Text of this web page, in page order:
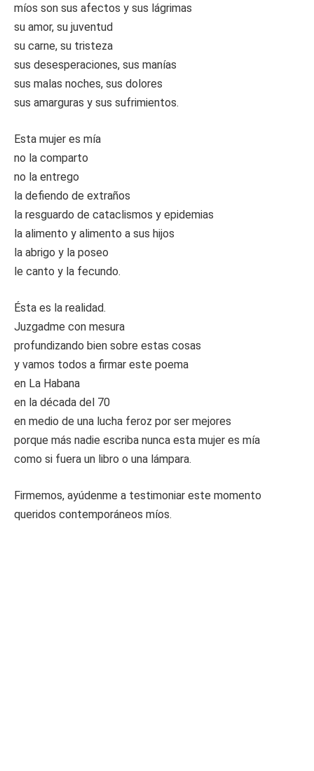
míos son sus afectos y sus lágrimas
su amor, su juventud
su carne, su tristeza
sus desesperaciones, sus manías
sus malas noches, sus dolores
sus amarguras y sus sufrimientos.
Esta mujer es mía
no la comparto
no la entrego
la defiendo de extraños
la resguardo de cataclismos y epidemias
la alimento y alimento a sus hijos
la abrigo y la poseo
le canto y la fecundo.
Ésta es la realidad.
Juzgadme con mesura
profundizando bien sobre estas cosas
y vamos todos a firmar este poema
en La Habana
en la década del 70
en medio de una lucha feroz por ser mejores
porque más nadie escriba nunca esta mujer es mía
como si fuera un libro o una lámpara.
Firmemos, ayúdenme a testimoniar este momento
queridos contemporáneos míos.